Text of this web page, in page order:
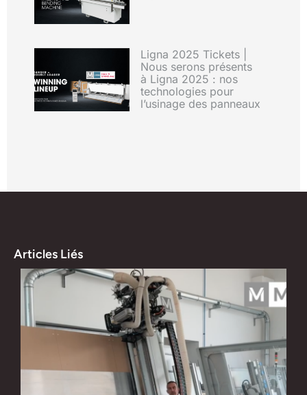
Ligna 2025 Tickets |
Nous serons présents
à Ligna 2025 : nos
technologies pour
l’usinage des panneaux
Articles Liés